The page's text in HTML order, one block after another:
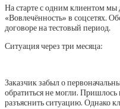
На старте с одним клиентом
«Вовлечённость» в соцсетях.
договоре на тестовый период.
Ситуация через три месяца:
Заказчик забыл о
обратиться не могли.
разъяснить ситуацию. Однако